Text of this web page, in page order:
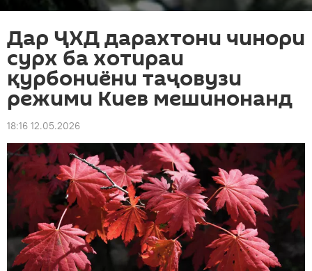
Дар ҶХД дарахтони чинори
сурх ба хотираи
қурбониёни таҷовузи
режими Киев мешинонанд
18:16 12.05.2026